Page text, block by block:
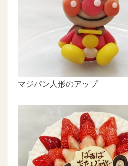
マジパン人形のアップ